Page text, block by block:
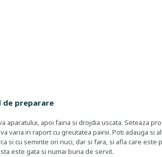
de preparare
aparatului, apoi faina si drojdia uscata. Seteaza
varia in raport cu greutatea painii. Poti adauga si
si cu seminte ori nuci, dar si fara, si afla care este
este gata si numai buna de servit.